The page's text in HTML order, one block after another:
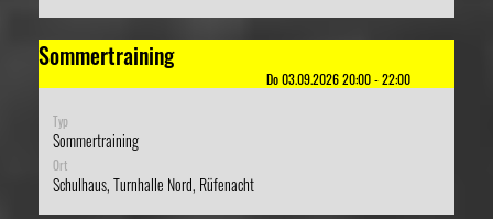
Sommertraining
Do 03.09.2026 20:00 - 22:00
Typ
Sommertraining
Ort
Schulhaus, Turnhalle Nord, Rüfenacht